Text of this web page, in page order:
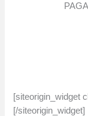
[siteorigin_widget
[/siteorigin_widget]